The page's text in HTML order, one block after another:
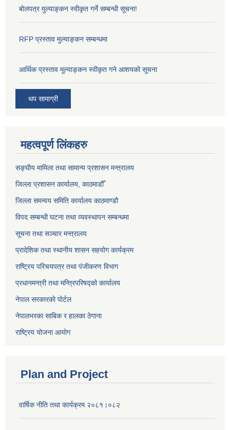
बोलपत्र मुल्याङ्कन स्वीकृत गर्ने सम्बन्धी सूचना!
RFP प्रस्ताव मुल्याङ्कन सम्बन्धमा
आर्थिक प्रस्ताव मूल्याङ्कन स्वीकृत गने आशयको सूचना
थप सामाग्री
महत्वपूर्ण लिंकहरु
सङ्‍घीय मामिला तथा सामान्य प्रशासन मन्त्रालय
जिल्ला प्रशासन कार्यालय, काठमाडौँ
जिल्ला समन्वय समिति कार्यालय काठमाण्ड‌ौ
विपद सम्बन्धी घटना तथा व्यवस्थापन सम्बन्धमा
सूचना तथा सञ्चार मन्त्रालय
प्रादेशिक तथा स्थानीय शासन सहयोग कार्यक्रम
राष्ट्रिय परिचयपत्र तथा पंजीकरण विभाग
प्रधानमन्त्री तथा मन्त्रिपरिषद्को कार्यालय
नेपाल सरकारको पोर्टल
नेपालभरका साबिक र हालका ठेगाना
राष्ट्रिय योजना आयोग
Plan and Project
वार्षिक नीति तथा कार्यक्रम २०८१।०८२